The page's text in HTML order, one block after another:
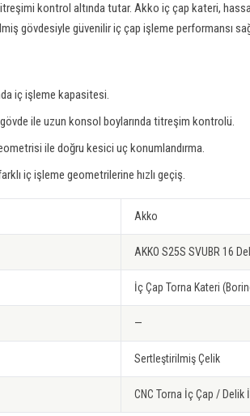
kontrol altında tutar. Akko iç çap kateri,
gövdesiyle güvenilir iç çap işleme performansı
iç işleme kapasitesi.
ile uzun konsol boylarında titreşim kontrolü.
ile doğru kesici uç konumlandırma.
iç işleme geometrilerine hızlı geçiş.
Akko
AKKO S25S SVUBR 16
İç Çap Torna Kateri
—
Sertleştirilmiş Çelik
CNC Torna İç Çap / Delik